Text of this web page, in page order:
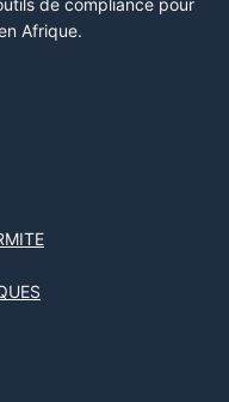
de compliance pour
Afrique.